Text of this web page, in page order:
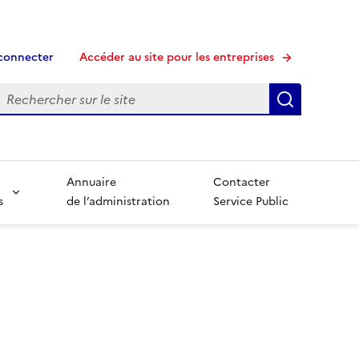
Accéder au site pour les entreprises
Recherche
Annuaire
de l’administration
Contacter
Service Public